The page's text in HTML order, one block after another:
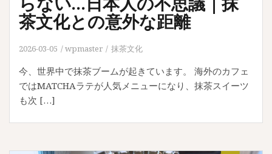
茶文化との意外な距離
2026-03-05 wpmaster 抹茶文化
今、世界中で抹茶ブームが起きています。 海外のカフェ
ではMATCHAラテが人気メニューになり、抹茶スイーツ
も次 […]